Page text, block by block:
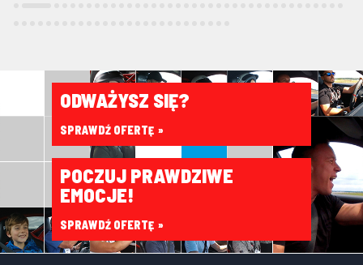
ODWAŻYSZ SIĘ?
SPRAWDŹ OFERTĘ
POCZUJ PRAWDZIWE
EMOCJE!
SPRAWDŹ OFERTĘ